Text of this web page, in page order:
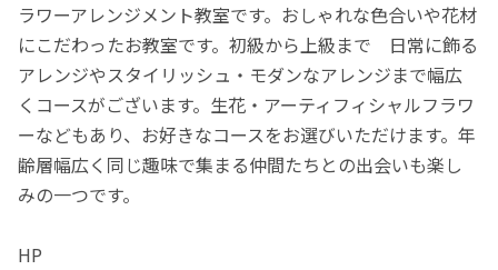
ラワーアレンジメント教室です。おしゃれな色合いや花材
にこだわったお教室です。初級から上級まで 日常に飾る
アレンジやスタイリッシュ・モダンなアレンジまで幅広
くコースがございます。生花・アーティフィシャルフラワ
ーなどもあり、お好きなコースをお選びいただけます。年
齢層幅広く同じ趣味で集まる仲間たちとの出会いも楽し
みの一つです。
HP